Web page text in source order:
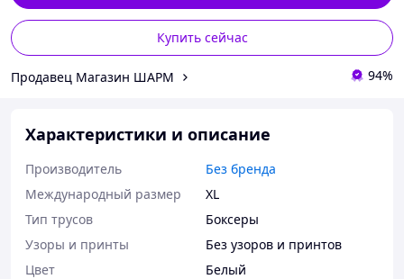
Купить сейчас
Продавец Магазин ШАРМ 94%
Характеристики и описание
Производитель
Без бренда
Международный размер
XL
Тип трусов
Боксеры
Узоры и принты
Без узоров и принтов
Цвет
Белый